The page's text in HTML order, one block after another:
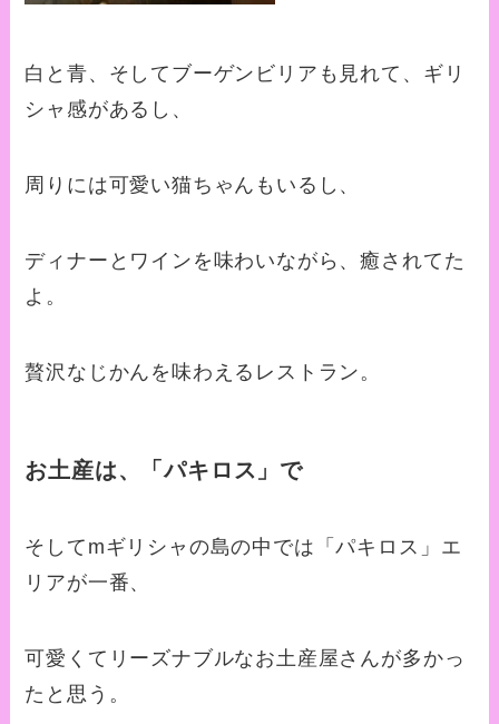
白と青、そしてブーゲンビリアも見れて、ギリ
シャ感があるし、
周りには可愛い猫ちゃんもいるし、
ディナーとワインを味わいながら、癒されてた
よ。
贅沢なじかんを味わえるレストラン。
お土産は、「パキロス」で
そしてmギリシャの島の中では「パキロス」エ
リアが一番、
可愛くてリーズナブルなお土産屋さんが多かっ
たと思う。